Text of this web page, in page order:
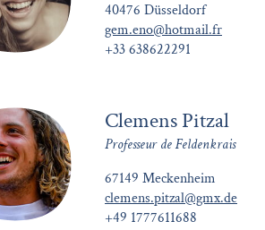
40476 Düsseldorf
gem.eno@hotmail.fr
+33 638622291
Clemens Pitzal
Professeur de Feldenkrais
67149 Meckenheim
clemens.pitzal@gmx.de
+49 1777611688